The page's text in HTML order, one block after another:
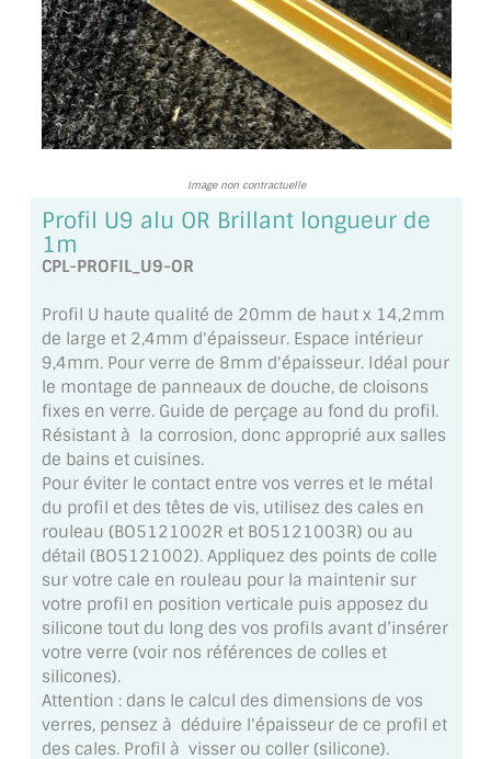
TOUS LES TARIFS AU M2
GUIDE : CHOIX PAR UTILISATION
INSPIRATIONS ET NOUVEAUTÉS
MIROIRS VIEILLIS AMBIANCE BRASSERIE
MIROIR SUR MESURE
MIROIR VIEILLI
MIROIR DÉCORATIF DE COULEUR
LOTS DE MIROIRS EN MOZAÏQUE
MIROIR POUR PORTE
MIROIR DE SALLE DE BAIN
MIROIR PAROI DE DOUCHE
MIROIR POUR SALLE DE SPORT
MIROIR POUR SALLE DE DANSE
MIROIR ENCADRÉ
MIROIR TV
Image non contractuelle
Profil U9 alu OR Brillant longueur de
1m
CPL-PROFIL_U9-OR
Profil U haute qualité de 20mm de haut x 14,2mm
de large et 2,4mm d'épaisseur. Espace intérieur
9,4mm. Pour verre de 8mm d'épaisseur. Idéal pour
le montage de panneaux de douche, de cloisons
fixes en verre. Guide de perçage au fond du profil.
Résistant à la corrosion, donc approprié aux salles
de bains et cuisines.
Pour éviter le contact entre vos verres et le métal
du profil et des têtes de vis, utilisez des cales en
rouleau (BO5121002R et BO5121003R) ou au
détail (BO5121002). Appliquez des points de colle
sur votre cale en rouleau pour la maintenir sur
votre profil en position verticale puis apposez du
silicone tout du long des vos profils avant d’insérer
votre verre (voir nos références de colles et
silicones).
Attention : dans le calcul des dimensions de vos
verres, pensez à déduire l'épaisseur de ce profil et
des cales. Profil à visser ou coller (silicone).